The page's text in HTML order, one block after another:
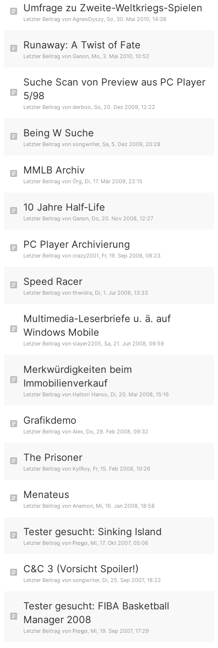
Umfrage zu Zweite-Weltkriegs-Spielen
Letzter Beitrag von AgnesDyszy, So, 30. Mai 2010, 14:38
Runaway: A Twist of Fate
Letzter Beitrag von Ganon, Mo, 3. Mai 2010, 10:52
Suche Scan von Preview aus PC Player
5/98
Letzter Beitrag von derboo, So, 20. Dez 2009, 12:22
Being W Suche
Letzter Beitrag von songwriter, Sa, 5. Dez 2009, 20:28
MMLB Archiv
Letzter Beitrag von Örg, Di, 17. Mär 2009, 22:15
10 Jahre Half-Life
Letzter Beitrag von Ganon, Do, 20. Nov 2008, 12:27
PC Player Archivierung
Letzter Beitrag von crazy2001, Fr, 19. Sep 2008, 08:23
Speed Racer
Letzter Beitrag von thwidra, Di, 1. Jul 2008, 13:33
Multimedia-Leserbriefe u. ä. auf
Windows Mobile
Letzter Beitrag von slayer2205, Sa, 21. Jun 2008, 09:59
Merkwürdigkeiten beim
Immobilienverkauf
Letzter Beitrag von Hattori Hanso, Di, 20. Mai 2008, 15:16
Grafikdemo
Letzter Beitrag von Alex, Do, 28. Feb 2008, 09:32
The Prisoner
Letzter Beitrag von KylRoy, Fr, 15. Feb 2008, 10:26
Menateus
Letzter Beitrag von Anamon, Mi, 16. Jan 2008, 18:58
Tester gesucht: Sinking Island
Letzter Beitrag von Frogo, Mi, 17. Okt 2007, 05:06
C&C 3 (Vorsicht Spoiler!)
Letzter Beitrag von songwriter, Di, 25. Sep 2007, 18:22
Tester gesucht: FIBA Basketball
Manager 2008
Letzter Beitrag von Frogo, Mi, 19. Sep 2007, 17:29